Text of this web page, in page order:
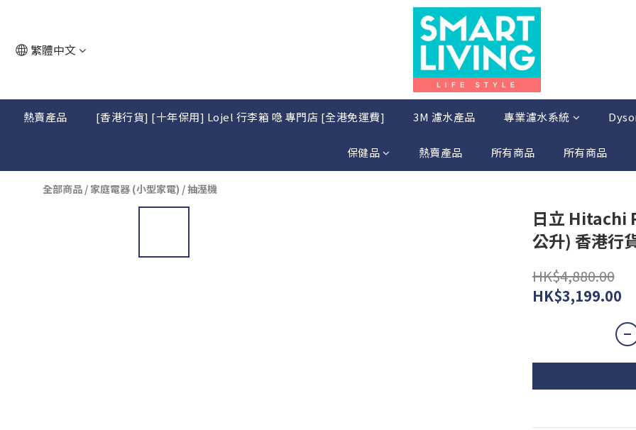
繁體中文
熱賣產品 [香港行貨] [十年保用] Lojel 行李箱 喼 專門店 [全港免運費] 3M 濾水產品 專業濾水系統
保健品 熱賣產品 所有商品 所有商品
全部商品 / 家庭電器 (小型家電) /抽溼機
日立 Hitachi
公升) 香港行
HK$4,880.00
HK$3,199.00